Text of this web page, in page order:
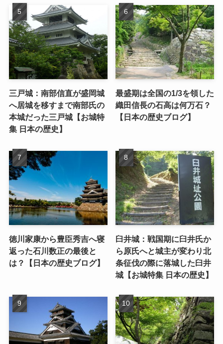
三戸城：南部信直が盛岡城
へ居城を移すまで南部氏の
本城だった三戸城【お城特
集 日本の歴史】
最盛期は全国の1/3を領した
織田信長の石高は何万石？
【日本の歴史ブログ】
徳川家康から豊臣秀吉へ寝
返った石川数正の最後と
は？【日本の歴史ブログ】
臼井城：戦国期に臼井氏か
ら原氏へと城主が変わり北
条征伐の際に落城した臼井
城【お城特集 日本の歴史】